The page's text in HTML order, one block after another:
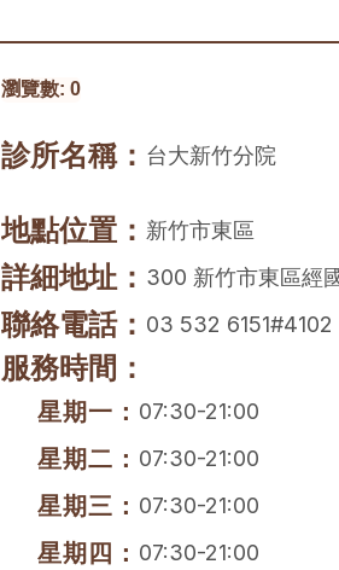
瀏覽數: 0
診所名稱： 台大新竹分院
地點位置： 新竹市東區
詳細地址： 300 新竹市東區經
聯絡電話： 03 532 6151#4102
服務時間：
星期一： 07:30-21:00
星期二： 07:30-21:00
星期三： 07:30-21:00
星期四： 07:30-21:00